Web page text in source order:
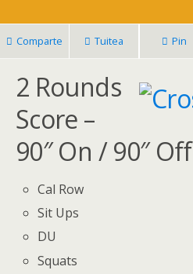
Comparte Tuitea Pin
2 Rounds
Score –
90″ On / 90″ Off
Cal Row
Sit Ups
DU
Squats